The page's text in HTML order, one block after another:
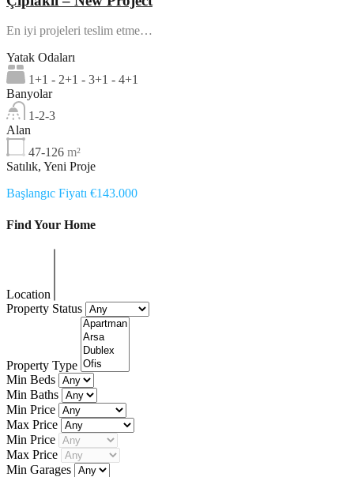
En iyi projeleri teslim etme…
Yatak Odaları
1+1 - 2+1 - 3+1 - 4+1
Banyolar
1-2-3
Alan
47-126 m²
Satılık, Yeni Proje
Başlangıc Fiyatı €143.000
Find Your Home
Location
Property Status
Property Type
Min Beds
Min Baths
Min Price
Max Price
Min Price
Max Price
Min Garages